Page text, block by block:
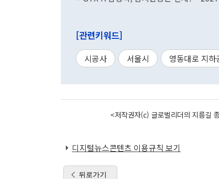
[관련키워드]
시공사 서울시 영동대로 지하
<저작권자(c) 글로벌리더의 지름길
디지털뉴스콘텐츠 이용규칙 보기
뒤로가기